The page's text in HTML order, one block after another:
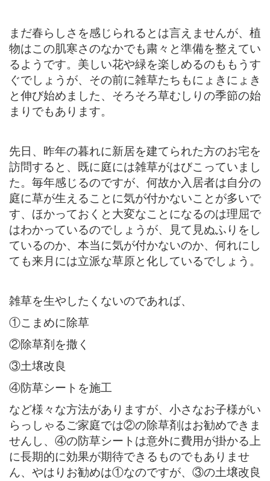
まだ春らしさを感じられるとは言えませんが、植
物はこの肌寒さのなかでも粛々と準備を整えてい
るようです。美しい花や緑を楽しめるのももうす
ぐでしょうが、その前に雑草たちもにょきにょき
と伸び始めました、そろそろ草むしりの季節の始
まりでもあります。
先日、昨年の暮れに新居を建てられた方のお宅を
訪問すると、既に庭には雑草がはびこっていまし
た。毎年感じるのですが、何故か入居者は自分の
庭に草が生えることに気が付かないことが多いで
す、ほかっておくと大変なことになるのは理屈で
はわかっているのでしょうが、見て見ぬふりをし
ているのか、本当に気が付かないのか、何れにし
ても来月には立派な草原と化しているでしょう。
雑草を生やしたくないのであれば、
①こまめに除草
②除草剤を撒く
③土壌改良
④防草シートを施工
など様々な方法がありますが、小さなお子様がい
らっしゃるご家庭では②の除草剤はお勧めできま
せんし、④の防草シートは意外に費用が掛かる上
に長期的に効果が期待できるものでもありませ
ん、やはりお勧めは①なのですが、③の土壌改良